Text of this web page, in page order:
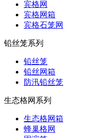
宾格网
宾格网箱
宾格石笼网
铅丝笼系列
铅丝笼
铅丝网箱
防汛铅丝笼
生态格网系列
生态格网箱
蜂巢格网